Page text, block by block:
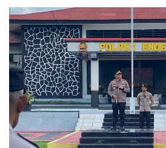
Polisi Kita